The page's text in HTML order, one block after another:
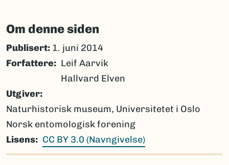
Om denne siden
Publisert: 1. juni 2014
Forfattere
Leif Aarvik
Hallvard Elven
Utgiver
Naturhistorisk museum, Universitetet i Oslo
Norsk entomologisk forening
Lisens
CC BY 3.0 (Navngivelse)